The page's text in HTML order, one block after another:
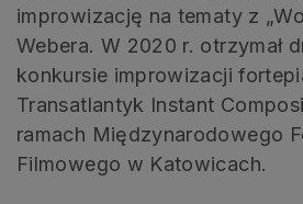
improwizację na tematy z
Webera. W 2020 r. otrzymał
konkursie improwizacji
Transatlantyk Instant
ramach Międzynarodowego
Filmowego w Katowicach.